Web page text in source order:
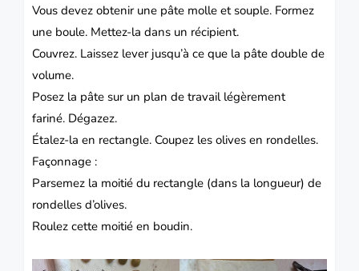
Vous devez obtenir une pâte molle et souple. Formez
une boule. Mettez-la dans un récipient.
Couvrez. Laissez lever jusqu’à ce que la pâte double de
volume.
Posez la pâte sur un plan de travail légèrement
fariné. Dégazez.
Étalez-la en rectangle. Coupez les olives en rondelles.
Façonnage :
Parsemez la moitié du rectangle (dans la longueur) de
rondelles d’olives.
Roulez cette moitié en boudin.